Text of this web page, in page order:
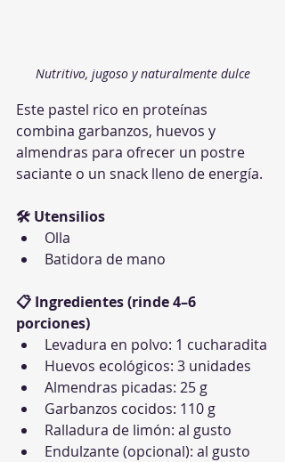
Nutritivo, jugoso y naturalmente dulce
Este pastel rico en proteínas
combina garbanzos, huevos y
almendras para ofrecer un postre
saciante o un snack lleno de energía.
🛠 Utensilios
Olla
Batidora de mano
📋 Ingredientes (rinde 4–6
porciones)
Levadura en polvo: 1 cucharadita
Huevos ecológicos: 3 unidades
Almendras picadas: 25 g
Garbanzos cocidos: 110 g
Ralladura de limón: al gusto
Endulzante (opcional): al gusto